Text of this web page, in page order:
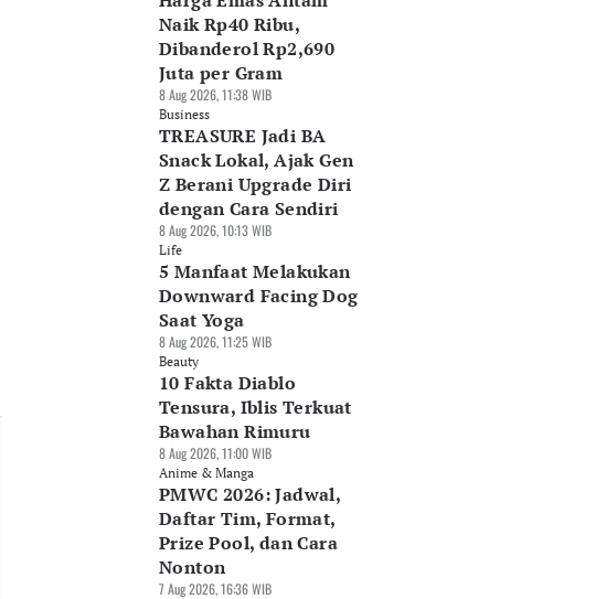
Naik Rp40 Ribu,
Dibanderol Rp2,690
Juta per Gram
8 Aug 2026, 11:38 WIB
Business
TREASURE Jadi BA
Snack Lokal, Ajak Gen
Z Berani Upgrade Diri
dengan Cara Sendiri
8 Aug 2026, 10:13 WIB
Life
5 Manfaat Melakukan
Downward Facing Dog
Saat Yoga
8 Aug 2026, 11:25 WIB
Beauty
10 Fakta Diablo
Tensura, Iblis Terkuat
Bawahan Rimuru
8 Aug 2026, 11:00 WIB
Anime & Manga
PMWC 2026: Jadwal,
Daftar Tim, Format,
Prize Pool, dan Cara
Nonton
7 Aug 2026, 16:36 WIB